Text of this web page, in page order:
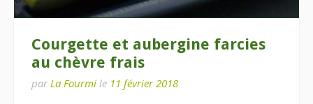
Courgette et aubergine farcies
au chèvre frais
par La Fourmi le 11 février 2018